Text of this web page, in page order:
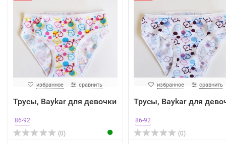
избранное сравнить
Трусы, Baykar для девочки
86-92
(0)
избранное сравнить
Трусы, Baykar для
86-92
(0)